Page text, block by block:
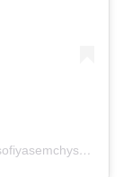
Допис, поширений Sofiya Semchyshyn (@sofiyasemchyshyn)